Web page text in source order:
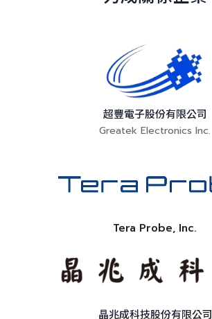
超豐電子股份有限公司
Greatek Electronics Inc.
Tera Probe, Inc.
晶兆成科技股份有限公司